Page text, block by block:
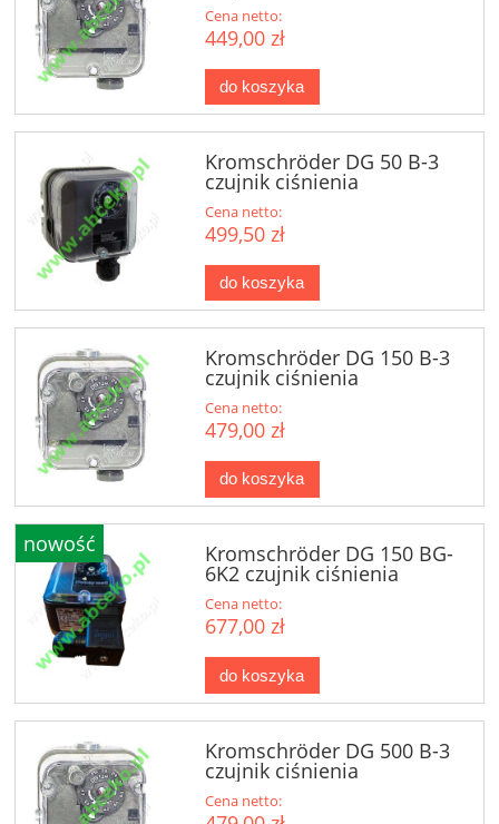
Cena netto:
449,00 zł
do koszyka
Kromschröder DG 50 B-3
czujnik ciśnienia
Cena netto:
499,50 zł
do koszyka
Kromschröder DG 150 B-3
czujnik ciśnienia
Cena netto:
479,00 zł
do koszyka
Kromschröder DG 150 BG-
6K2 czujnik ciśnienia
Cena netto:
677,00 zł
do koszyka
nowość
Kromschröder DG 500 B-3
czujnik ciśnienia
Cena netto: